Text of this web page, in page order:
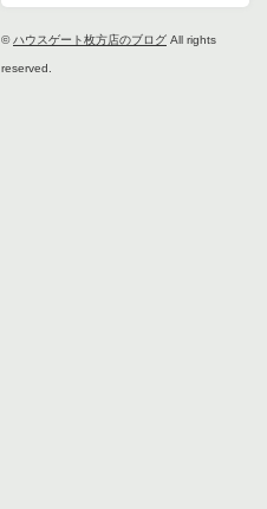
©ハウスゲート枚方店のブログ All rights
reserved.